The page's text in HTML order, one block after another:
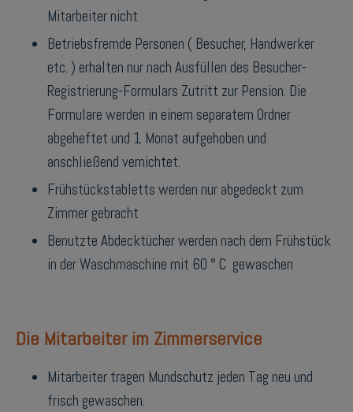
Mitarbeiter nicht
Betriebsfremde Personen ( Besucher, Handwerker
etc. ) erhalten nur nach Ausfüllen des Besucher-
Registrierung-Formulars Zutritt zur Pension. Die
Formulare werden in einem separatem Ordner
abgeheftet und 1 Monat aufgehoben und
anschließend vernichtet.
Frühstückstabletts werden nur abgedeckt zum
Zimmer gebracht
Benutzte Abdecktücher werden nach dem Frühstück
in der Waschmaschine mit 60 ° C gewaschen
Die Mitarbeiter im Zimmerservice
Mitarbeiter tragen Mundschutz jeden Tag neu und
frisch gewaschen.